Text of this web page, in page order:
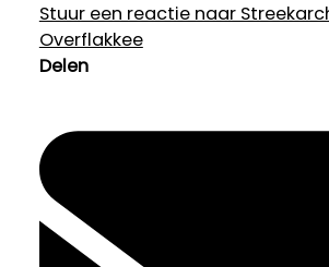
Stuur een reactie naar
Overflakkee
Delen